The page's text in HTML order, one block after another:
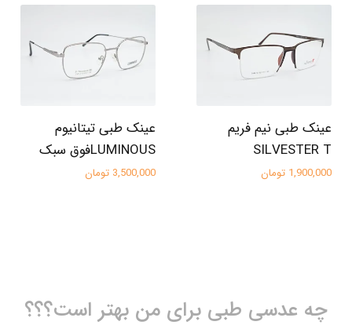
عینک طبی نیم فریم
SILVESTER T
1,900,000 تومان
عینک طبی تیتانیوم
LUMINOUSفوق سبک
3,500,000 تومان
چه عدسی طبی برای من بهتر است؟؟؟